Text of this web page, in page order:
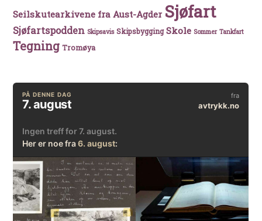
Seilskutearkivene fra Aust-Agder Sjøfart
Sjøfartspodden Skipsavis Skipsbygging Skole Sommer Tankfart
Tegning Tromøya